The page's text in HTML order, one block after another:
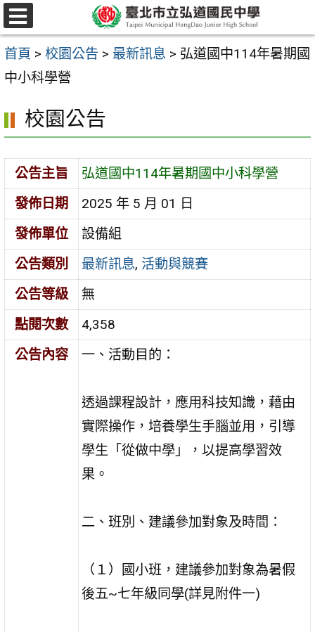
跳
至
主
要
容
區
選
單
首頁 > 校園公告 > 最新訊息 > 弘道國中114年暑期國
中小科學營
校園公告
公告主旨
弘道國中114年暑期國中小科學營
發佈日期
2025 年 5 月 01 日
發佈單位
設備組
公告類別
最新訊息, 活動與競賽
公告等級
無
點閱次數
4,358
公告內容
一、活動目的：
透過課程設計，應用科技知識，藉由
實際操作，培養學生手腦並用，引導
學生「從做中學」，以提高學習效
果。
二、班別、建議參加對象及時間：
（１）國小班，建議參加對象為暑假
後五~七年級同學(詳見附件一)